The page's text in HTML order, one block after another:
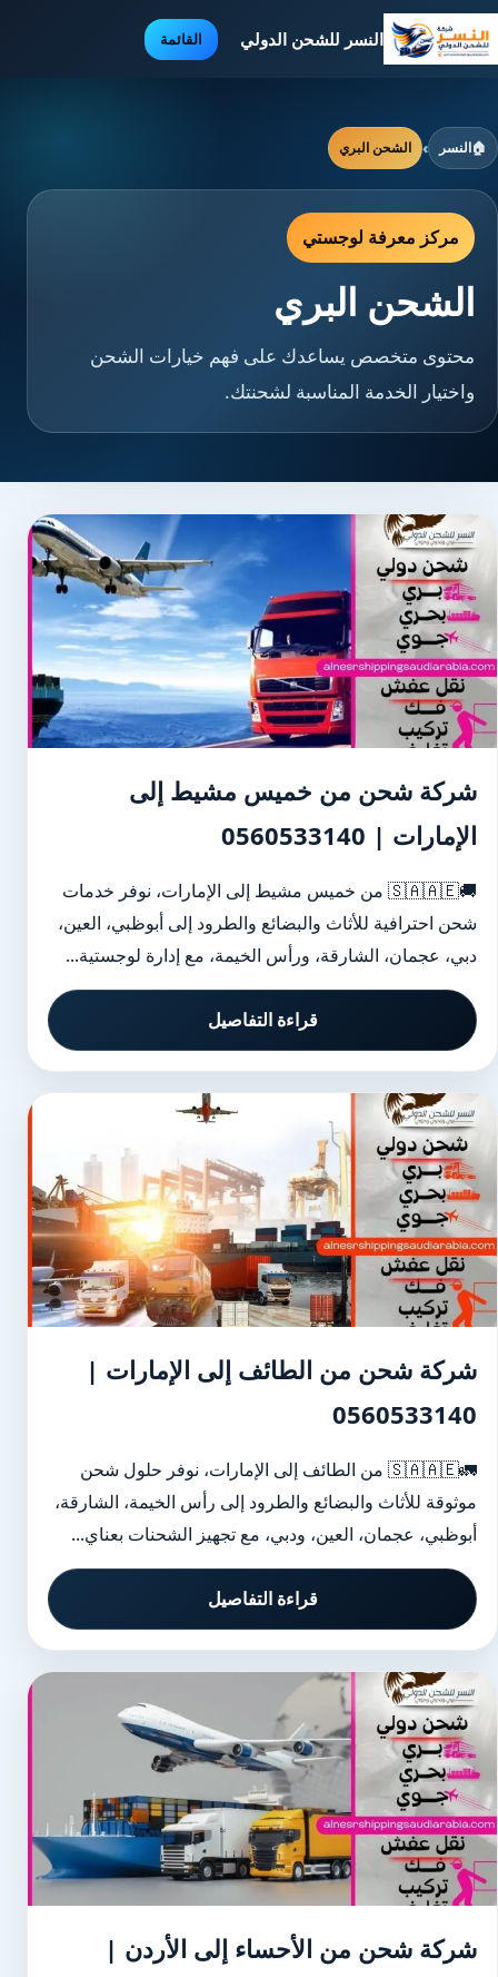
النسر للشحن الدولي القائمة
🏠النسر › الشحن البري
مركز معرفة لوجستي
الشحن البري
محتوى متخصص يساعدك على فهم خيارات الشحن
واختيار الخدمة المناسبة لشحنتك.
شركة شحن من خميس مشيط إلى
الإمارات | 0560533140
🚚🇸🇦🇦🇪 من خميس مشيط إلى الإمارات، نوفر خدمات
شحن احترافية للأثاث والبضائع والطرود إلى أبوظبي، العين،
دبي، عجمان، الشارقة، ورأس الخيمة، مع إدارة لوجستية...
قراءة التفاصيل
شركة شحن من الطائف إلى الإمارات |
0560533140
🚛🇸🇦🇦🇪 من الطائف إلى الإمارات، نوفر حلول شحن
موثوقة للأثاث والبضائع والطرود إلى رأس الخيمة، الشارقة،
أبوظبي، عجمان، العين، ودبي، مع تجهيز الشحنات بعناي...
قراءة التفاصيل
شركة شحن من الأحساء إلى الأردن |